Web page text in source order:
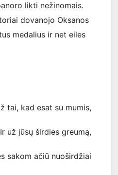
likti nežinomais.
dovanojo Oksanos
medalius ir net eiles
tai, kad esat su mumis,
Ir už jūsų širdies greumą,
sakom ačiū nuoširdžiai